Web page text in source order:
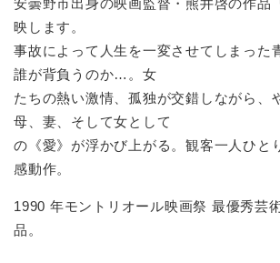
安曇野市出身の映画監督・熊井啓の作品
映します。
事故によって人生を一変させてしまった
誰が背負うのか…。女
たちの熱い激情、孤独が交錯しながら、
母、妻、そして女として
の《愛》が浮かび上がる。観客一人ひと
感動作。
1990 年モントリオール映画祭 最優秀芸
品。